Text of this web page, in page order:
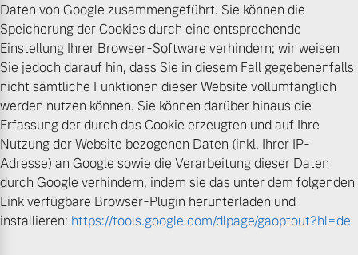
Daten von Google zusammengeführt. Sie können die
Speicherung der Cookies durch eine entsprechende
Einstellung Ihrer Browser-Software verhindern; wir weisen
Sie jedoch darauf hin, dass Sie in diesem Fall gegebenenfalls
nicht sämtliche Funktionen dieser Website vollumfänglich
werden nutzen können. Sie können darüber hinaus die
Erfassung der durch das Cookie erzeugten und auf Ihre
Nutzung der Website bezogenen Daten (inkl. Ihrer IP-
Adresse) an Google sowie die Verarbeitung dieser Daten
durch Google verhindern, indem sie das unter dem folgenden
Link verfügbare Browser-Plugin herunterladen und
installieren: https://tools.google.com/dlpage/gaoptout?hl=de